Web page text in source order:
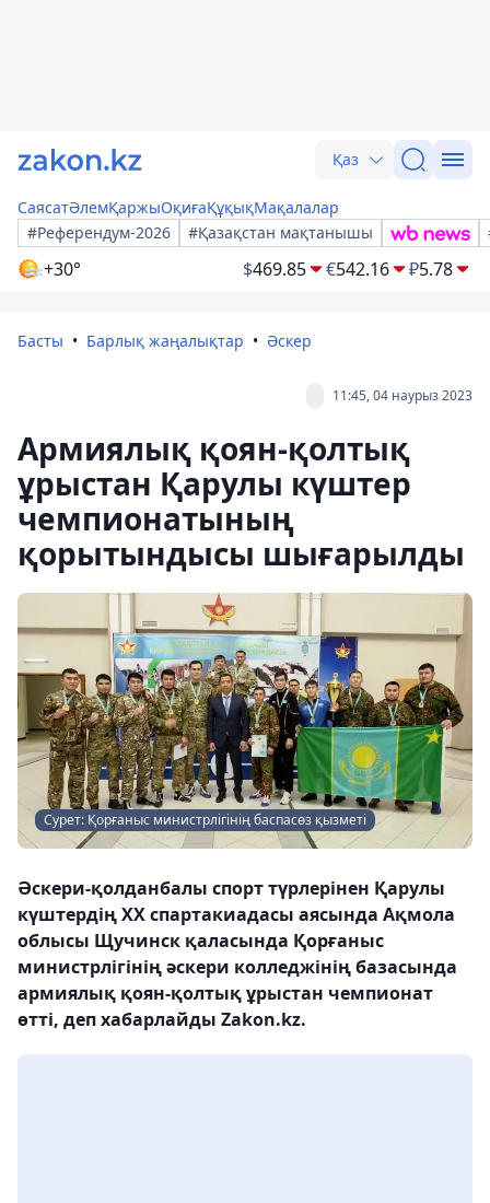
Қаз
СаясатӘлемҚаржыОқиғаҚұқықМақалалар
#Референдум-2026
#Қазақстан мақтанышы
+30° $469.85 €542.16 ₽5.78
Басты Барлық жаңалықтар Әскер
11:45, 04 наурыз 2023
Армиялық қоян-қолтық
ұрыстан Қарулы күштер
чемпионатының
қорытындысы шығарылды
Сурет: Қорғаныс министрлігінің баспасөз қызметі
Әскери-қолданбалы спорт түрлерінен Қарулы
күштердің ХХ спартакиадасы аясында Ақмола
облысы Щучинск қаласында Қорғаныс
министрлігінің әскери колледжінің базасында
армиялық қоян-қолтық ұрыстан чемпионат
өтті, деп хабарлайды Zakon.kz.